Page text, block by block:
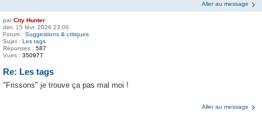
Aller au message
par City Hunter
dim. 15 févr. 2026 23:00
Forum : Suggestions & critiques
Sujet : Les tags
Réponses : 587
Vues : 350977
Re: Les tags
"Frissons" je trouve ça pas mal moi !
Aller au message